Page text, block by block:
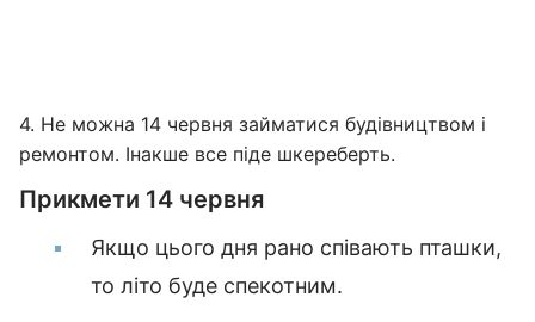
4. Не можна 14 червня займатися будівництвом і
ремонтом. Інакше все піде шкереберть.
Прикмети 14 червня
Якщо цього дня рано співають пташки,
то літо буде спекотним.